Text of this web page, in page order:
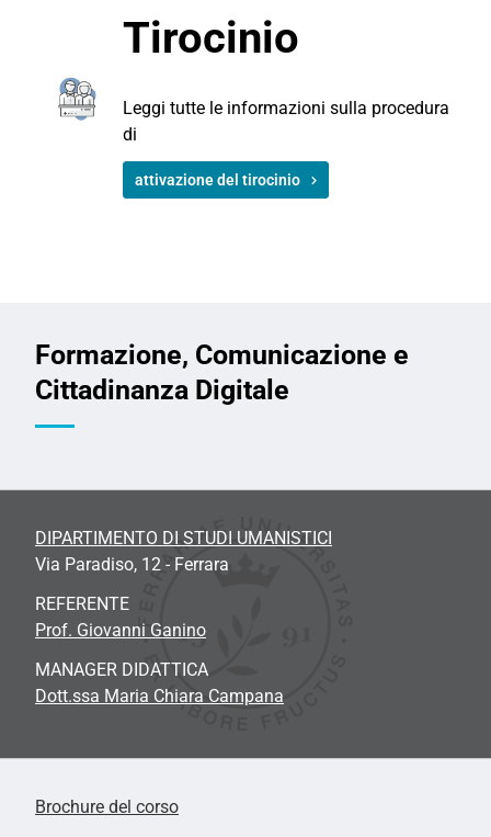
Tirocinio
Leggi tutte le informazioni sulla procedura
di
attivazione del tirocinio
Formazione, Comunicazione e
Cittadinanza Digitale
DIPARTIMENTO DI STUDI UMANISTICI
Via Paradiso, 12 - Ferrara
REFERENTE
Prof. Giovanni Ganino
MANAGER DIDATTICA
Dott.ssa Maria Chiara Campana
Brochure del corso